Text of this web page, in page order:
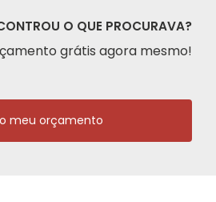
O QUE PROCURAVA?
grátis agora mesmo!
meu orçamento